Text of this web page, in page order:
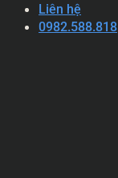
Liên hệ
0982.588.818